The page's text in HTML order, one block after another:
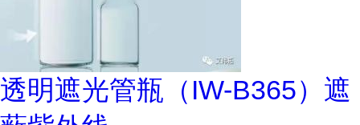
透明遮光管瓶（IW-B365）遮